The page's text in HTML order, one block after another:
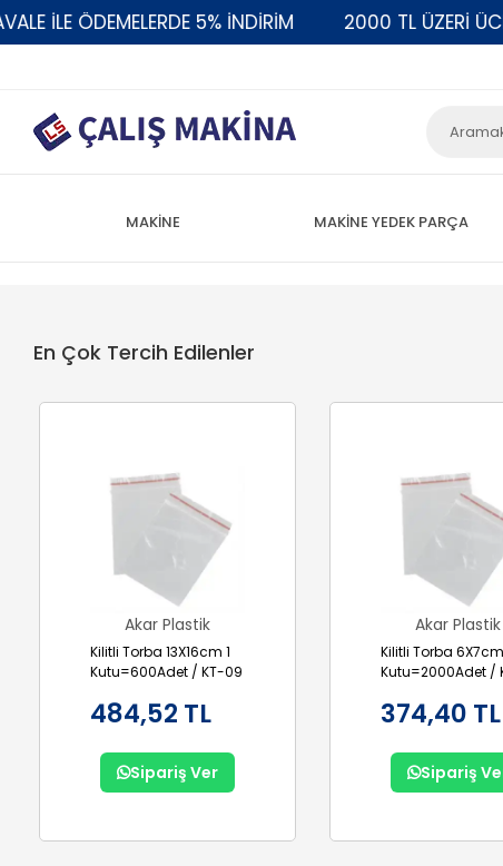
ÖDEMELERDE 5% İNDİRİM 2000 TL ÜZERİ
MAKİNE MAKİNE YEDEK PARÇA
En Çok Tercih Edilenler
Akar Plastik
Kilitli Torba 13X16cm 1
Kutu=600Adet / KT-09
484,52 TL
Sipariş Ver
Akar Plastik
Kilitli Torba 6X7cm
Kutu=2000Adet /
374,40 TL
Sipariş